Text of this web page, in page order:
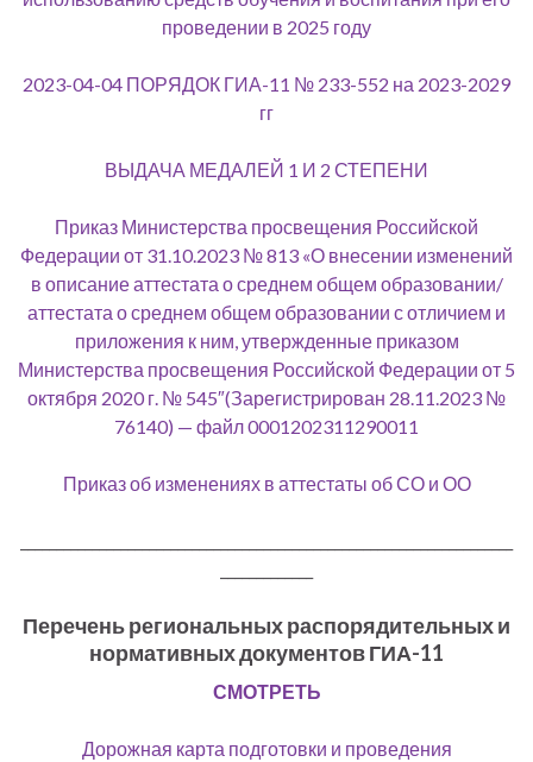
проведении в 2025 году
2023-04-04 ПОРЯДОК ГИА-11 № 233-552 на 2023-2029
гг
ВЫДАЧА МЕДАЛЕЙ 1 И 2 СТЕПЕНИ
Приказ Министерства просвещения Российской
Федерации от 31.10.2023 № 813 «О внесении изменений
в описание аттестата о среднем общем образовании/
аттестата о среднем общем образовании с отличием и
приложения к ним, утвержденные приказом
Министерства просвещения Российской Федерации от 5
октября 2020 г. № 545″(Зарегистрирован 28.11.2023 №
76140) — файл 0001202311290011
Приказ об изменениях в аттестаты об СО и ОО
Перечень региональных распорядительных и
нормативных документов ГИА-11
СМОТРЕТЬ
Дорожная карта подготовки и проведения